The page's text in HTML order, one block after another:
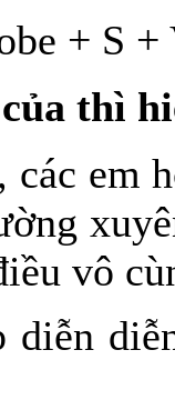
+ S
thì
các em
vô